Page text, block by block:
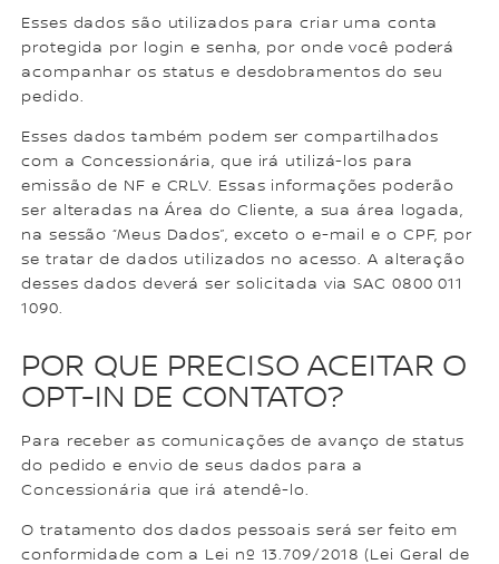
Esses dados são utilizados para criar uma conta
protegida por login e senha, por onde você poderá
acompanhar os status e desdobramentos do seu
pedido.
Esses dados também podem ser compartilhados
com a Concessionária, que irá utilizá-los para
emissão de NF e CRLV. Essas informações poderão
ser alteradas na Área do Cliente, a sua área logada,
na sessão “Meus Dados”, exceto o e-mail e o CPF, por
se tratar de dados utilizados no acesso. A alteração
desses dados deverá ser solicitada via SAC 0800 011
1090.
POR QUE PRECISO ACEITAR O
OPT-IN DE CONTATO?
Para receber as comunicações de avanço de status
do pedido e envio de seus dados para a
Concessionária que irá atendê-lo.
O tratamento dos dados pessoais será ser feito em
conformidade com a Lei nº 13.709/2018 (Lei Geral de